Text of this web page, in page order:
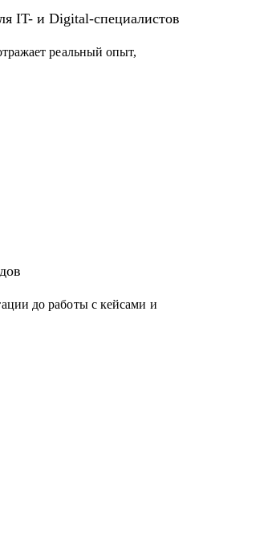
IT- и Digital-специалистов
реальный опыт,
до работы с кейсами и